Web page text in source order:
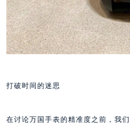
打破时间的迷思
在讨论万国手表的精准度之前，我